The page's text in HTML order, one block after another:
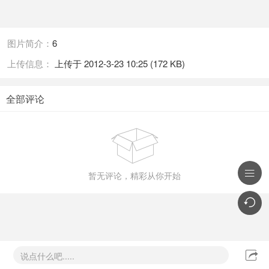
图片简介： 6
上传信息：
上传于 2012-3-23 10:25 (172 KB)
全部评论

暂无评论，精彩从你开始
说点什么吧..... 

